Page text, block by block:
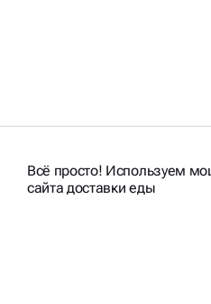
Всё просто! Используем
сайта доставки еды